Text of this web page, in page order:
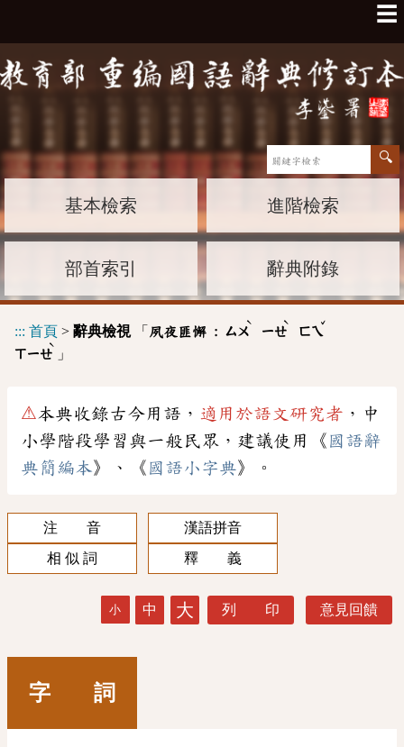
☰
基本檢索 進階檢索
部首索引 辭典附錄
::: 首頁 > 辭典檢視「 夙夜匪懈 : ㄙㄨ
ˋ
ㄧㄝ
ˋ
ㄈㄟ
ˇ
ㄒㄧㄝ
ˋ
」
⚠本典收錄古今用語， 適用於語文研究者 ，中
小學階段學習與一般民眾，建議使用《 國語辭
典簡編本》、《 國語小字典》。
注 音
漢語拼音
相 似 詞
釋 義
小 中 大 列 印 意見回饋
字 詞